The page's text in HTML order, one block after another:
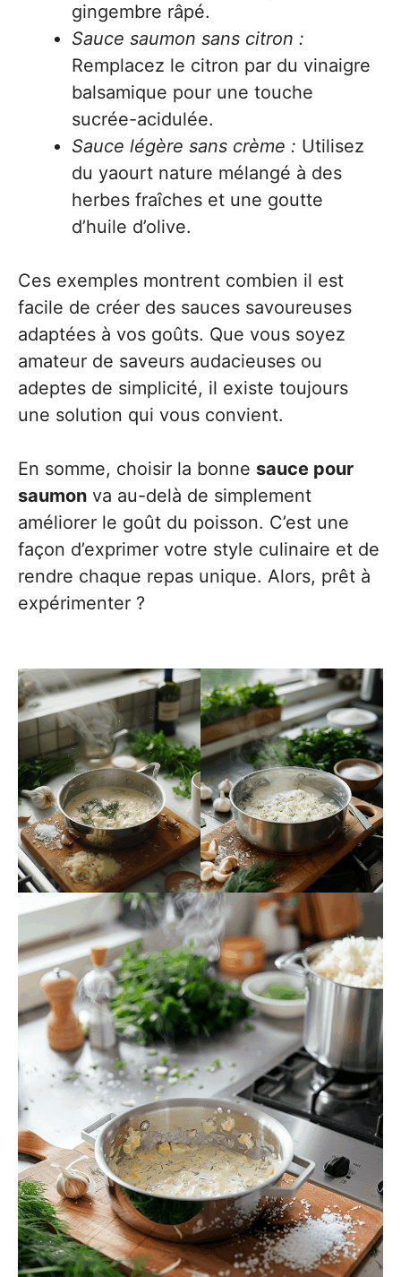
gingembre râpé.
Sauce saumon sans citron :
Remplacez le citron par du vinaigre
balsamique pour une touche
sucrée-acidulée.
Sauce légère sans crème : Utilisez
du yaourt nature mélangé à des
herbes fraîches et une goutte
d’huile d’olive.
Ces exemples montrent combien il est
facile de créer des sauces savoureuses
adaptées à vos goûts. Que vous soyez
amateur de saveurs audacieuses ou
adeptes de simplicité, il existe toujours
une solution qui vous convient.
En somme, choisir la bonne sauce pour
saumon va au-delà de simplement
améliorer le goût du poisson. C’est une
façon d’exprimer votre style culinaire et de
rendre chaque repas unique. Alors, prêt à
expérimenter ?